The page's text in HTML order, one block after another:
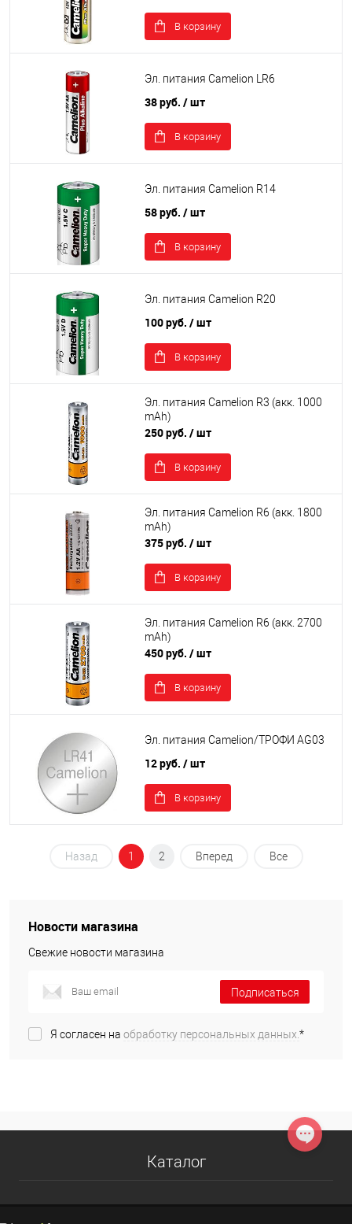
В корзину
Эл. питания Camelion LR6
38 руб. / шт
В корзину
Эл. питания Camelion R14
58 руб. / шт
В корзину
Эл. питания Camelion R20
100 руб. / шт
В корзину
Эл. питания Camelion R3 (акк. 1000
mAh)
250 руб. / шт
В корзину
Эл. питания Camelion R6 (акк. 1800
mAh)
375 руб. / шт
В корзину
Эл. питания Camelion R6 (акк. 2700
mAh)
450 руб. / шт
В корзину
Эл. питания Camelion/ТРОФИ AG03
12 руб. / шт
В корзину
Назад 1 2 Вперед Все
Новости магазина
Свежие новости магазина
Подписаться
Я согласен на обработку персональных данных.*
Каталог